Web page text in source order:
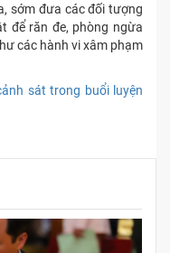
sớm đưa các đối tượng
để răn đe, phòng ngừa
các hành vi xâm phạm
sát trong buổi luyện